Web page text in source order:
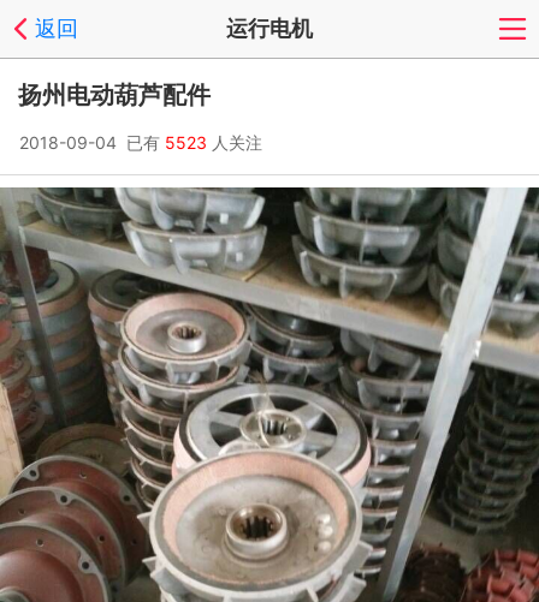
返回 运行电机
扬州电动葫芦配件
2018-09-04 已有 5523 人关注